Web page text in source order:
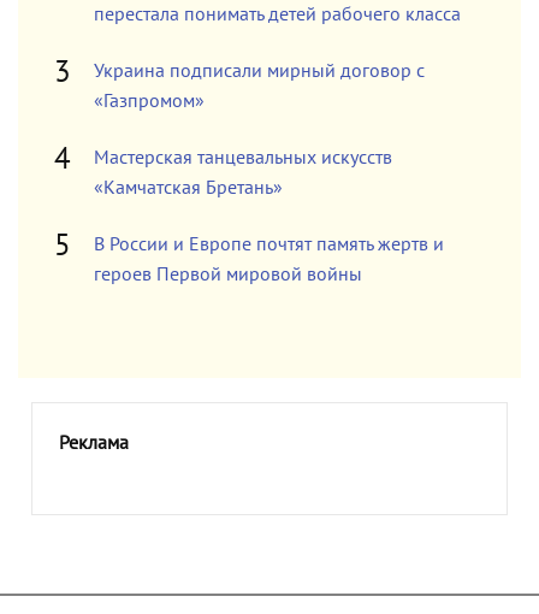
перестала понимать детей рабочего класса
Украина подписали мирный договор с
«Газпромом»
Мастерская танцевальных искусств
«Камчатская Бретань»
В России и Европе почтят память жертв и
героев Первой мировой войны
Реклама